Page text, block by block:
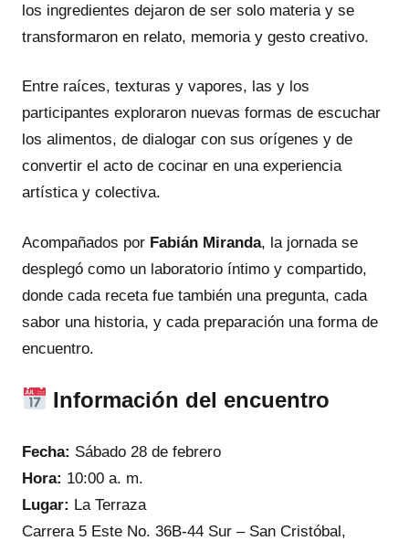
los ingredientes dejaron de ser solo materia y se
transformaron en relato, memoria y gesto creativo.
Entre raíces, texturas y vapores, las y los
participantes exploraron nuevas formas de escuchar
los alimentos, de dialogar con sus orígenes y de
convertir el acto de cocinar en una experiencia
artística y colectiva.
Acompañados por Fabián Miranda, la jornada se
desplegó como un laboratorio íntimo y compartido,
donde cada receta fue también una pregunta, cada
sabor una historia, y cada preparación una forma de
encuentro.
Información del encuentro
Fecha: Sábado 28 de febrero
Hora: 10:00 a. m.
Lugar: La Terraza
Carrera 5 Este No. 36B-44 Sur – San Cristóbal,